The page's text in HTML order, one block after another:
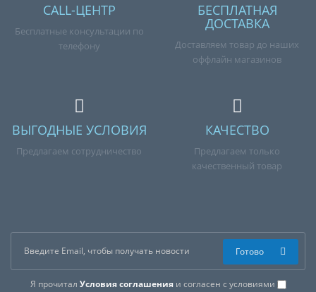
CALL-ЦЕНТР
Бесплатные консультации по
телефону
БЕСПЛАТНАЯ
ДОСТАВКА
Доставляем товар до наших
оффлайн магазинов
ВЫГОДНЫЕ УСЛОВИЯ
Предлагаем сотрудничество
КАЧЕСТВО
Предлагаем только
качественный товар
Я прочитал Условия соглашенияи согласен с условиями
Готово